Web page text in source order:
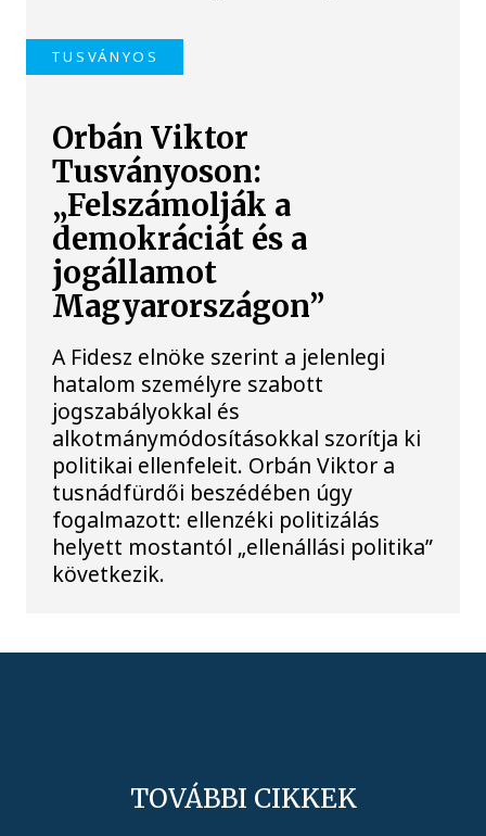
TUSVÁNYOS
Orbán Viktor
Tusványoson:
„Felszámolják a
demokráciát és a
jogállamot
Magyarországon”
A Fidesz elnöke szerint a jelenlegi
hatalom személyre szabott
jogszabályokkal és
alkotmánymódosításokkal szorítja ki
politikai ellenfeleit. Orbán Viktor a
tusnádfürdői beszédében úgy
fogalmazott: ellenzéki politizálás
helyett mostantól „ellenállási politika”
következik.
TOVÁBBI CIKKEK